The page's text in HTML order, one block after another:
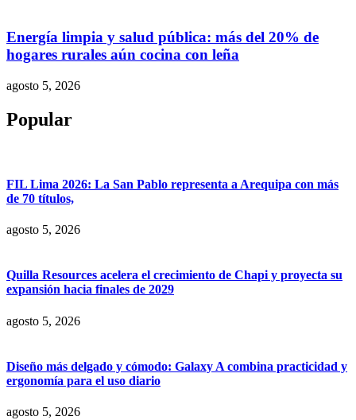
Energía limpia y salud pública: más del 20% de
hogares rurales aún cocina con leña
agosto 5, 2026
Popular
FIL Lima 2026: La San Pablo representa a Arequipa con más
de 70 títulos,
agosto 5, 2026
Quilla Resources acelera el crecimiento de Chapi y proyecta su
expansión hacia finales de 2029
agosto 5, 2026
Diseño más delgado y cómodo: Galaxy A combina practicidad y
ergonomía para el uso diario
agosto 5, 2026